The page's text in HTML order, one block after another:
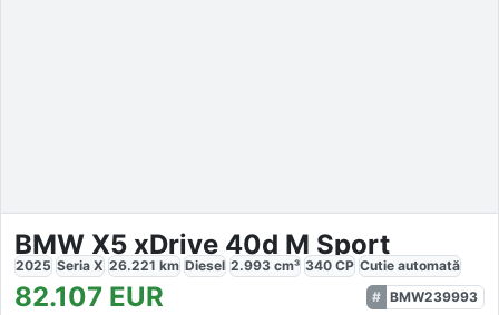
BMW X5 xDrive 40d M Sport
2025 Seria X 26.221 km Diesel 2.993 cm³ 340 CP Cutie automată
82.107 EUR
BMW239993